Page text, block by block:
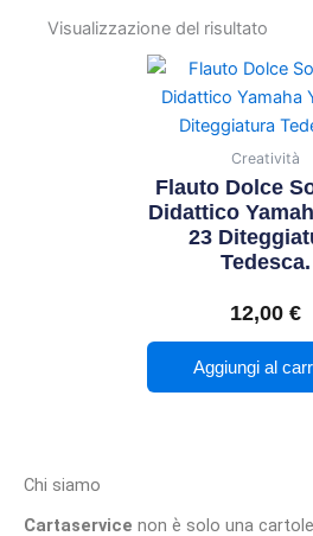
Visualizzazione del risultato
Creatività
Flauto Dolce
Didattico
23
Tedesca.
12,00 €
Aggiungi al
Chi siamo
Cartaservice non è solo una